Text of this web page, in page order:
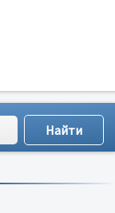
;рейтингу;отзывам